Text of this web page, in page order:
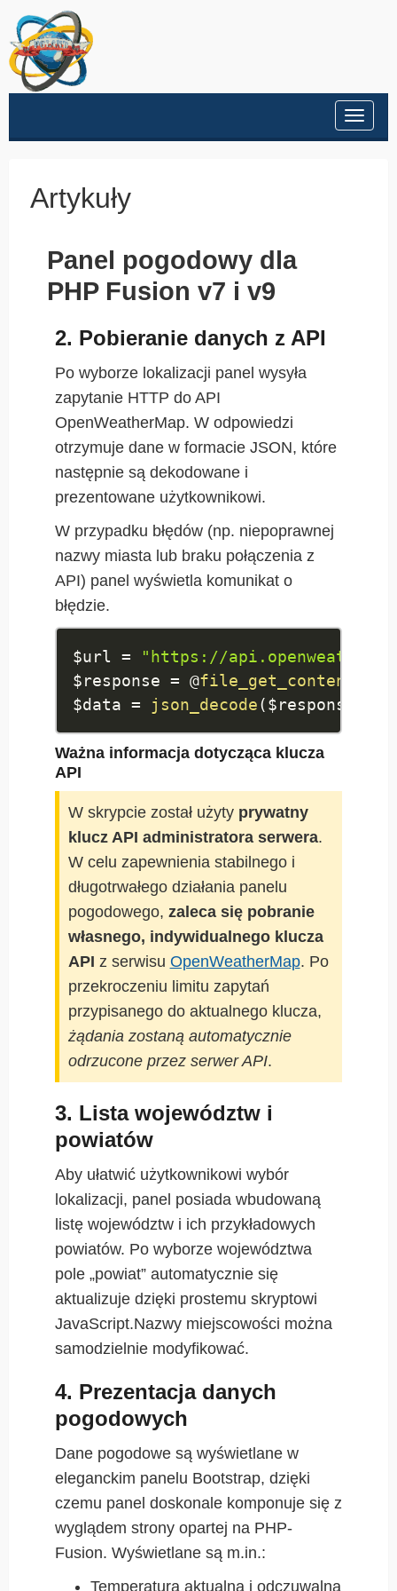
Artykuły
Panel pogodowy dla
PHP Fusion v7 i v9
2. Pobieranie danych z API
Po wyborze lokalizacji panel wysyła
zapytanie HTTP do API
OpenWeatherMap. W odpowiedzi
otrzymuje dane w formacie JSON, które
następnie są dekodowane i
prezentowane użytkownikowi.
W przypadku błędów (np. niepoprawnej
nazwy miasta lub braku połączenia z
API) panel wyświetla komunikat o
błędzie.
$url =
"https://
$response = @file_get_contents
$data = json_decode($response
Ważna informacja dotycząca klucza
API
W skrypcie został użyty prywatny
klucz API administratora serwera.
W celu zapewnienia stabilnego i
długotrwałego działania panelu
pogodowego, zaleca się pobranie
własnego, indywidualnego klucza
API z serwisu OpenWeatherMap. Po
przekroczeniu limitu zapytań
przypisanego do aktualnego klucza,
żądania zostaną automatycznie
odrzucone przez serwer API.
3. Lista województw i
powiatów
Aby ułatwić użytkownikowi wybór
lokalizacji, panel posiada wbudowaną
listę województw i ich przykładowych
powiatów. Po wyborze województwa
pole „powiat” automatycznie się
aktualizuje dzięki prostemu skryptowi
JavaScript.Nazwy miejscowości można
samodzielnie modyfikować.
4. Prezentacja danych
pogodowych
Dane pogodowe są wyświetlane w
eleganckim panelu Bootstrap, dzięki
czemu panel doskonale komponuje się z
wyglądem strony opartej na PHP-
Fusion. Wyświetlane są m.in.:
Temperatura aktualna i odczuwalna